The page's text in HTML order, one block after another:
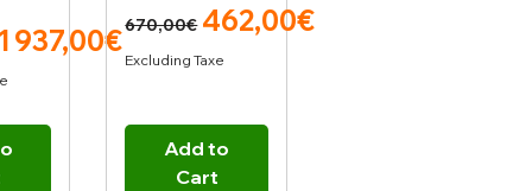
Price
Sale Price
1 937,00€
Regular Price
670,00€ Sale Price
462,00€
Excluding Taxe
Add to
Cart